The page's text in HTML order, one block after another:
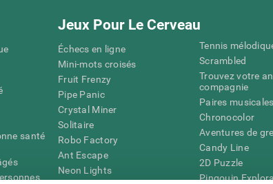
santé
Jeux Pour Le Cerveau
Échecs en ligne
Mini-mots croisés
Fruit Frenzy
Pipe Panic
Crystal Miner
Solitaire
Robo Factory
Ant Escape
Neon Lights
Tennis
Scrambled
Trouvez votre
compagnie
Paires musicales
Chronocolor
Aventures de
Candy Line
2D Puzzle
Pingouin